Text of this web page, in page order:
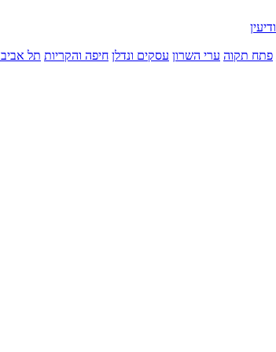
פתח תקוה ערי השרון עסקים ונדלן חיפה והקריות תל אביב